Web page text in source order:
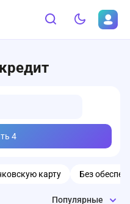
4
карту Без
Популярные